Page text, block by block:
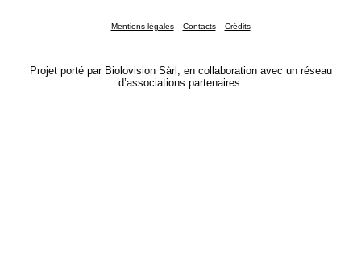
Mentions légales Contacts Crédits
Projet porté par Biolovision Sàrl, en collaboration avec un réseau
d’associations partenaires.